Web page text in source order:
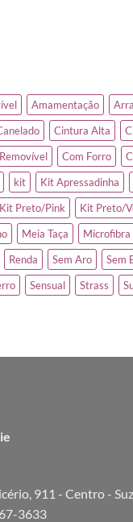
Amamentação
Cintura Alta
Com Forro
kit Kit Apressadinha
Kit Preto/Pink
Kit Preto/
Meia Taça Microfibra
Renda Sem Aro
Sem
Sensual Strass
911 - Centro -
3633